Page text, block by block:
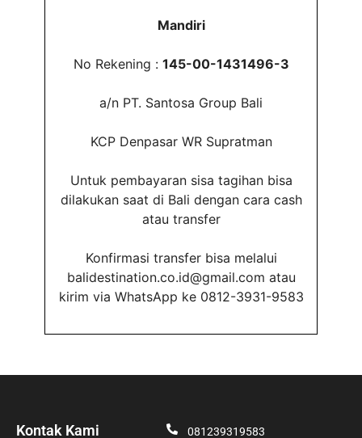
Mandiri
No Rekening : 145-00-1431496-3
a/n PT. Santosa Group Bali
KCP Denpasar WR Supratman
Untuk pembayaran sisa tagihan bisa
dilakukan saat di Bali dengan cara cash
atau transfer
Konfirmasi transfer bisa melalui
balidestination.co.id@gmail.com atau
kirim via WhatsApp ke 0812-3931-9583
Kontak Kami 081239319583